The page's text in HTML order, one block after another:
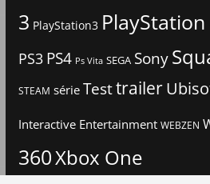
3 PlayStation3 PlayStation
PS3 PS4 Ps Vita SEGA Sony
STEAM série Testtrailer
Interactive Entertainment WEBZEN
360Xbox One